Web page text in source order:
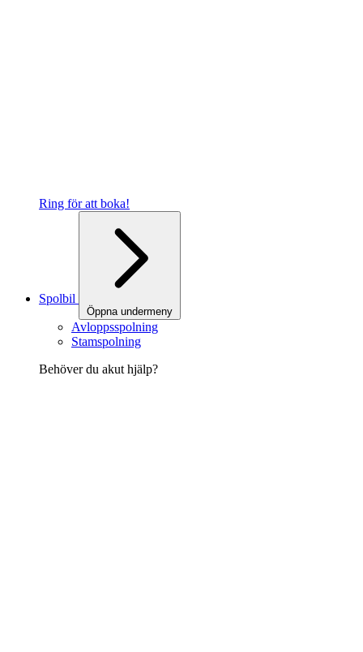
Ring för att boka!
Spolbil
Öppna undermeny
Avloppsspolning
Stamspolning
Behöver du akut hjälp?